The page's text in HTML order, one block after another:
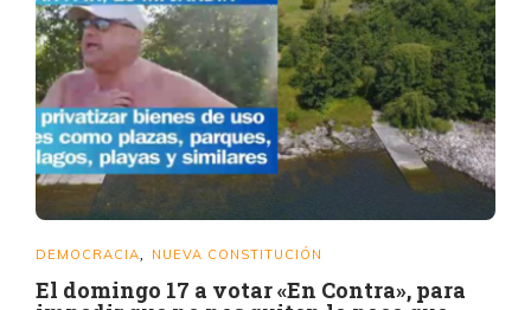
DEMOCRACIA, NUEVA CONSTITUCIÓN
El domingo 17 a votar «En Contra», para